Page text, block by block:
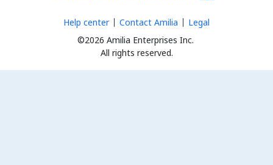
©2026 Amilia Enterprises Inc.
All rights reserved.
Help center Contact Amilia Legal